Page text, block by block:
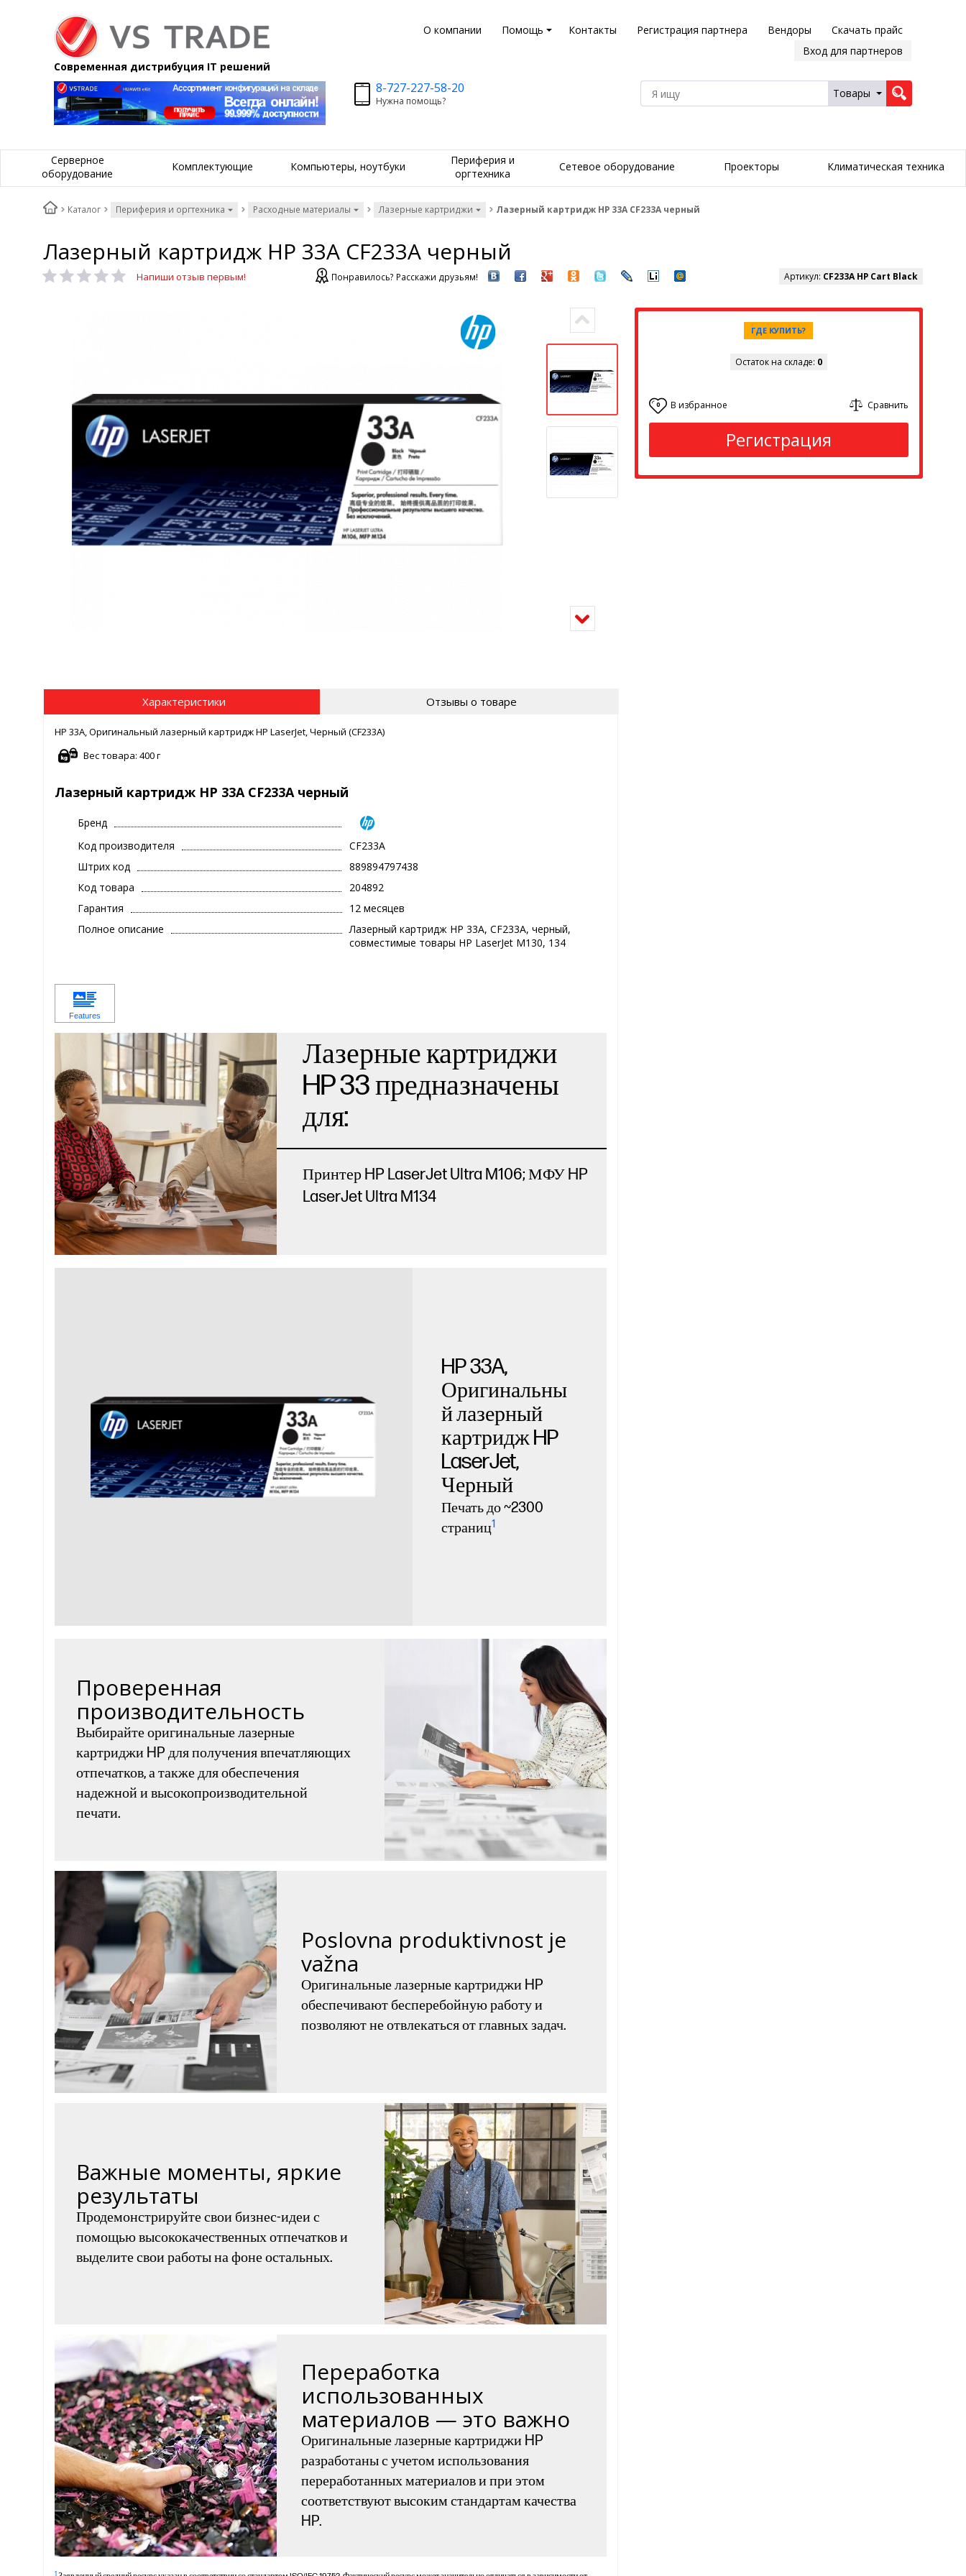
О компании Помощь Контакты Регистрация партнера Вендоры
Скачать прайс
Вход для партнеров
Современная дистрибуция IT решений
8-727-227-58-20
Нужна помощь?
Товары
Серверное
оборудование
Комплектующие Компьютеры, ноутбуки
Периферия и
оргтехника
Сетевое оборудование Проекторы Климатическая техника
Каталог Периферия и оргтехника Расходные материалы Лазерные картриджи Лазерный картридж HP 33A CF233A черный
Лазерный картридж HP 33A CF233A черный
Напиши отзыв первым! Понравилось? Расскажи друзьям! Артикул: CF233A HP Cart Black
ГДЕ КУПИТЬ?
Остаток на складе: 0
0 В избранное Сравнить
Регистрация
Характеристики Отзывы о товаре
HP 33A, Оригинальный лазерный картридж HP LaserJet, Черный (CF233A)
Вес товара: 400 г
Лазерный картридж HP 33A CF233A черный
Бренд
Код производителя
CF233A
Штрих код
889894797438
Код товара
204892
Гарантия
12 месяцев
Полное описание
Лазерный картридж HP 33A, CF233A, черный,
совместимые товары HP LaserJet M130, 134
Лазерные картриджи
HP 33 предназначены
для:
Принтер HP LaserJet Ultra M106; МФУ HP
LaserJet Ultra M134
HP 33A,
Оригинальны
й лазерный
картридж HP
LaserJet,
Черный
Печать до ~2300
страниц1
Проверенная
производительность
Выбирайте оригинальные лазерные
картриджи HP для получения впечатляющих
отпечатков, а также для обеспечения
надежной и высокопроизводительной
печати.
Poslovna produktivnost je
važna
Оригинальные лазерные картриджи HP
обеспечивают бесперебойную работу и
позволяют не отвлекаться от главных задач.
Важные моменты, яркие
результаты
Продемонстрируйте свои бизнес-идеи с
помощью высококачественных отпечатков и
выделите свои работы на фоне остальных.
Переработка
использованных
материалов — это важно
Оригинальные лазерные картриджи HP
разработаны с учетом использования
переработанных материалов и при этом
соответствуют высоким стандартам качества
HP.
1